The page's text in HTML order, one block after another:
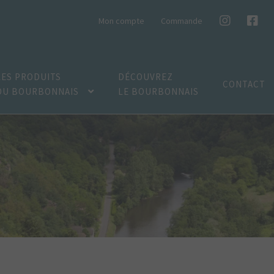
Mon compte Commande
PRODUITS
BOURBONNAIS
DÉCOUVREZ
LE BOURBONNAIS
CONTACT